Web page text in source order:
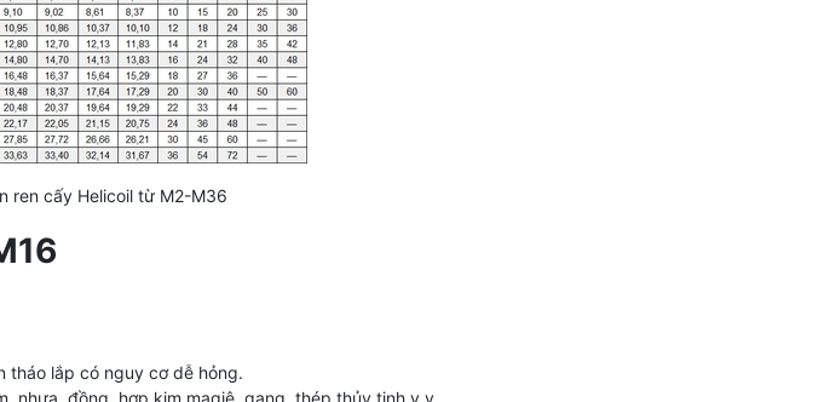
ren cấy Helicoil từ M2-M36
tháo lắp có nguy cơ dễ hỏng.
nhựa, đồng, hợp kim magiê, gang, thép thủy tinh,v.v.